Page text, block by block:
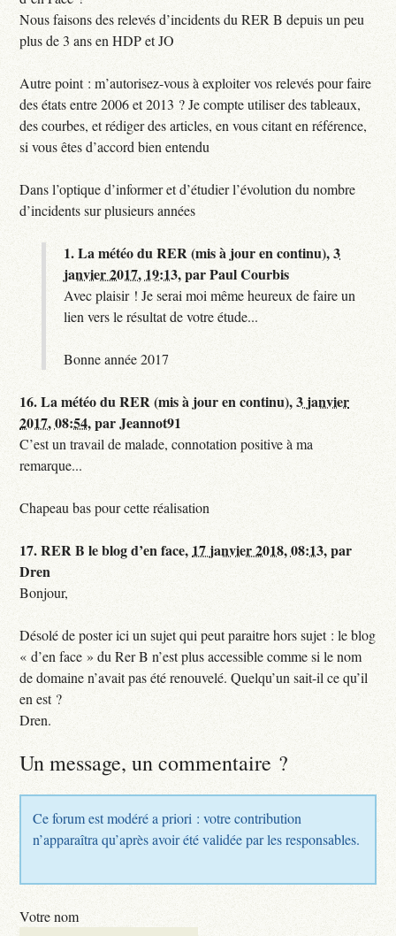
Nous faisons des relevés d’incidents du RER B depuis un peu
plus de 3 ans en HDP et JO
Autre point : m’autorisez-vous à exploiter vos relevés pour faire
des états entre 2006 et 2013 ? Je compte utiliser des tableaux,
des courbes, et rédiger des articles, en vous citant en référence,
si vous êtes d’accord bien entendu
Dans l’optique d’informer et d’étudier l’évolution du nombre
d’incidents sur plusieurs années
1.La météo du RER (mis à jour en continu),3
janvier 2017, 19:13,parPaul Courbis
Avec plaisir ! Je serai moi même heureux de faire un
lien vers le résultat de votre étude...
Bonne année 2017
16.La météo du RER (mis à jour en continu),3 janvier
2017, 08:54,parJeannot91
C’est un travail de malade, connotation positive à ma
remarque...
Chapeau bas pour cette réalisation
17.RER B le blog d’en face, 17 janvier 2018, 08:13,par
Dren
Bonjour,
Désolé de poster ici un sujet qui peut paraitre hors sujet : le blog
« d’en face » du Rer B n’est plus accessible comme si le nom
de domaine n’avait pas été renouvelé. Quelqu’un sait-il ce qu’il
en est ?
Dren.
Un message, un commentaire ?
Ce forum est modéré a priori : votre contribution
n’apparaîtra qu’après avoir été validée par les responsables.
Votre nom